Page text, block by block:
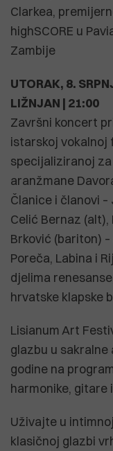
Clarkea,
highSCORE u
Zambije
UTORAK, 8.
LIŽNJAN | 21:00
Završni koncert
istarskoj vokalnoj
specijaliziranoj
aranžmane
Članice i članovi
Celić Bernaz
Brković (bariton)
Poreča, Labina i
djelima
hrvatske klapske
Lisianum Art
glazbu u sakralne
godine na
harmonike, gitare
Uživajte u
klasičnoj glazbi